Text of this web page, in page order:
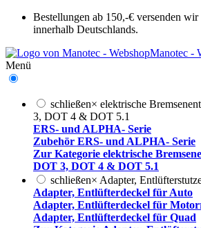
Bestellungen ab 150,-€ versenden wir
innerhalb Deutschlands.
Manotec -
Menü
schließen× elektrische
3, DOT 4 & DOT 5.1
ERS- und ALPHA- Serie
Zubehör ERS- und ALPHA- Serie
Zur Kategorie elektrische
DOT 3, DOT 4 & DOT 5.1
schließen× Adapter,
Adapter, Entlüfterdeckel für Auto
Adapter, Entlüfterdeckel für
Adapter, Entlüfterdeckel für Quad